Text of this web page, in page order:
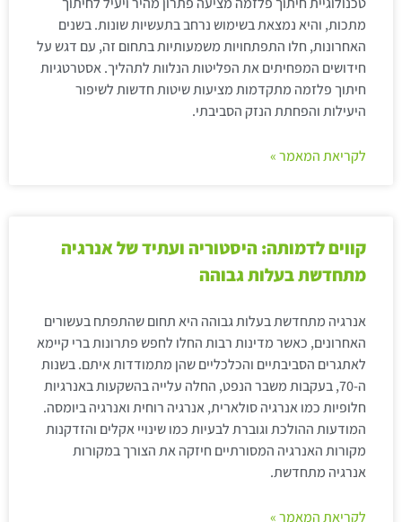
מתכות, והיא נמצאת בשימוש נרחב בתעשיות שונות. בשנים
האחרונות, חלו התפתחויות משמעותיות בתחום זה, עם דגש על
חידושים המפחיתים את הפליטות הנלוות לתהליך. אסטרטגיות
חיתוך פלזמה מתקדמות מציעות שיטות חדשות לשיפור
היעילות והפחתת הנזק הסביבתי.
לקריאת המאמר »
קווים לדמותה: היסטוריה ועתיד של אנרגיה
מתחדשת בעלות גבוהה
אנרגיה מתחדשת בעלות גבוהה היא תחום שהתפתח בעשורים
האחרונים, כאשר מדינות רבות החלו לחפש פתרונות ברי קיימא
לאתגרים הסביבתיים והכלכליים שהן מתמודדות איתם. בשנות
ה-70, בעקבות משבר הנפט, החלה עלייה בהשקעות באנרגיות
חלופיות כמו אנרגיה סולארית, אנרגיה רוחית ואנרגיה ביומסה.
המודעות ההולכת וגוברת לבעיות כמו שינויי אקלים והזדקנות
מקורות האנרגיה המסורתיים חיזקה את הצורך במקורות
אנרגיה מתחדשת.
לקריאת המאמר »